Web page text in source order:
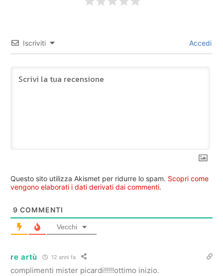
Iscriviti Accedi
Questo sito utilizza Akismet per ridurre lo spam. Scopri come
vengono elaborati i dati derivati dai commenti.
9 COMMENTI
Vecchi
re artù 12 anni fa
complimenti mister picardi!!!!!ottimo inizio.